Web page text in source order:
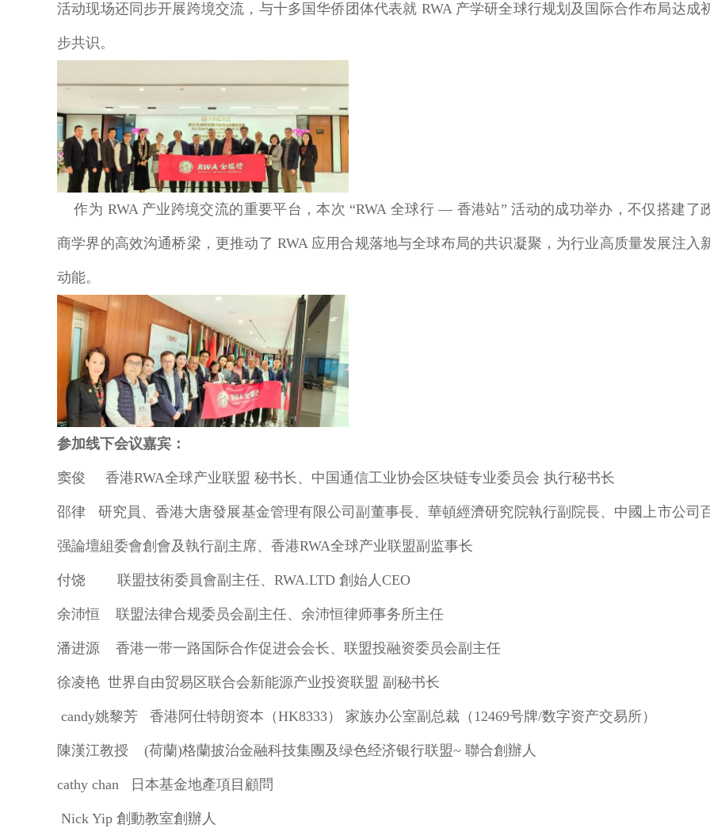
活动现场还同步开展跨境交流，与十多国华侨团体代表就 RWA 产学研全球行规划及国际合作布局达成
步共识。
作为 RWA 产业跨境交流的重要平台，本次 “RWA 全球行 — 香港站” 活动的成功举办，不仅搭建了
商学界的高效沟通桥梁，更推动了 RWA 应用合规落地与全球布局的共识凝聚，为行业高质量发展注入
动能。
参加线下会议嘉宾：
窦俊 香港RWA全球产业联盟 秘书长、中国通信工业协会区块链专业委员会 执行秘书长
邵律 研究員、香港大唐發展基金管理有限公司副董事長、華頓經濟研究院執行副院長、中國上市公司
强論壇組委會創會及執行副主席、香港RWA全球产业联盟副监事长
付饶 联盟技術委員會副主任、RWA.LTD 創始人CEO
余沛恒 联盟法律合规委员会副主任、余沛恒律师事务所主任
潘进源 香港一带一路国际合作促进会会长、联盟投融资委员会副主任
徐凌艳 世界自由贸易区联合会新能源产业投资联盟 副秘书长
candy姚黎芳 香港阿仕特朗资本（HK8333） 家族办公室副总裁（12469号牌/数字资产交易所）
陳漢江教授 (荷蘭)格蘭披治金融科技集團及绿色经济银行联盟~ 聯合創辦人
cathy chan 日本基金地產項目顧問
Nick Yip 創動教室創辦人